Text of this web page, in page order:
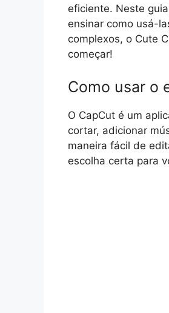
eficiente. Neste
ensinar como usá-
complexos, o Cute
começar!
Como usar o
O CapCut é um
cortar, adicionar
maneira fácil de
escolha certa para